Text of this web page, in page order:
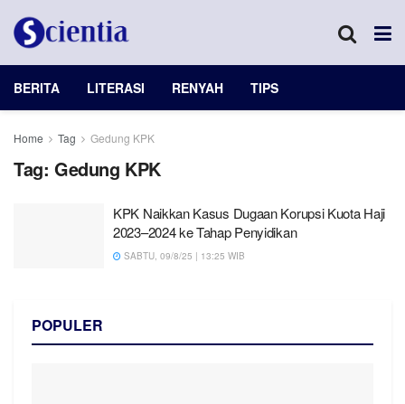
BERITA LITERASI RENYAH TIPS
Home Tag Gedung KPK
Tag: Gedung KPK
KPK Naikkan Kasus Dugaan Korupsi Kuota Haji
2023–2024 ke Tahap Penyidikan
SABTU, 09/8/25 | 13:25 WIB
POPULER